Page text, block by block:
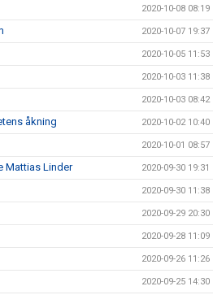
2020-10-08 08:19
2020-10-07 19:37
2020-10-05 11:53
2020-10-03 11:38
2020-10-03 08:42
åkning 2020-10-02 10:40
2020-10-01 08:57
Mattias Linder 2020-09-30 19:31
2020-09-30 11:38
2020-09-29 20:30
2020-09-28 11:09
2020-09-26 11:26
2020-09-25 14:30